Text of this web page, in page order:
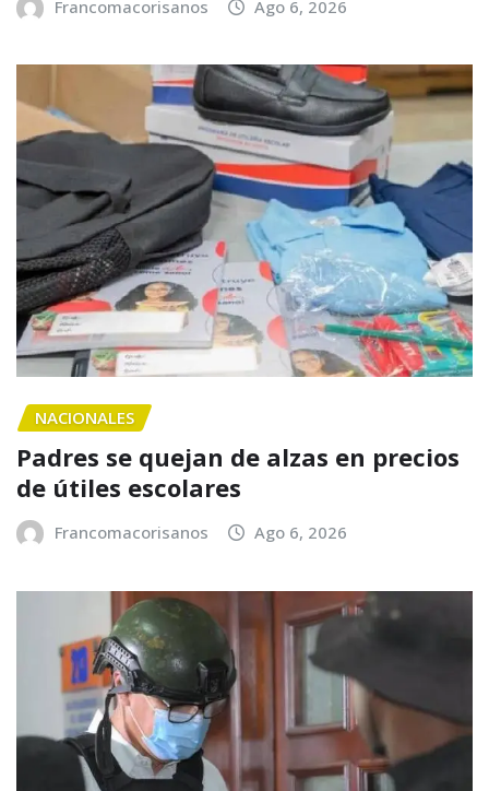
Francomacorisanos Ago 6, 2026
NACIONALES
Padres se quejan de alzas en precios
de útiles escolares
Francomacorisanos Ago 6, 2026